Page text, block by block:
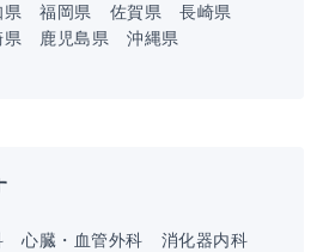
県 福岡県 佐賀県
長崎県
県 鹿児島県 沖縄県
心臓・血管外科
消化器内科